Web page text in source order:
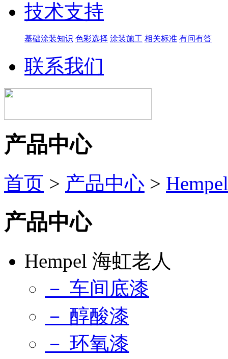
技术支持
基础涂装知识 色彩选择 涂装施工 相关标准 有问有答
联系我们
产品中心
首页 > 产品中心 >
产品中心
Hempel 海虹老人
－ 车间底漆
－ 醇酸漆
－ 环氧漆